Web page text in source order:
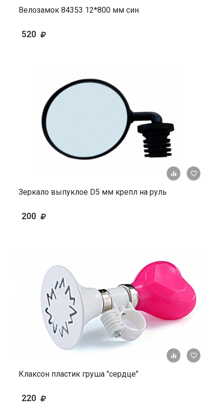
Велозамок 84353 12*800 мм син
520
+ К
Зеркало выпуклое D5 мм крепл на руль
200
+ К
Клаксон пластик груша "сердце"
220